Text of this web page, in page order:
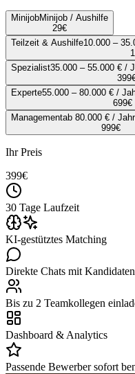
MinijobMinijob / Aushilfe
29€
Teilzeit & Aushilfe10.000 –
Spezialist35.000 – 55.000 € /
399
Experte55.000 – 80.000 € /
699€
Managementab 80.000 € / Jahr
999€
Ihr Preis
399€
30 Tage Laufzeit
KI-gestütztes Matching
Direkte Chats mit Kandidaten
Bis zu 2 Teamkollegen
Dashboard & Analytics
Passende Bewerber sofort